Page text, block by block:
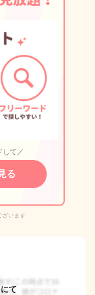
して／
る
ざいます
にて